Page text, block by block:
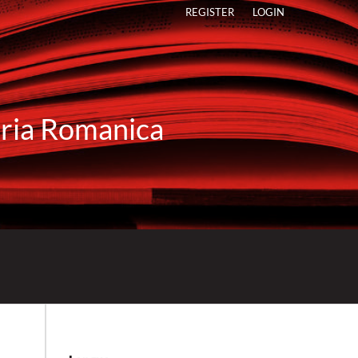
Romanica
REGISTER LOGIN